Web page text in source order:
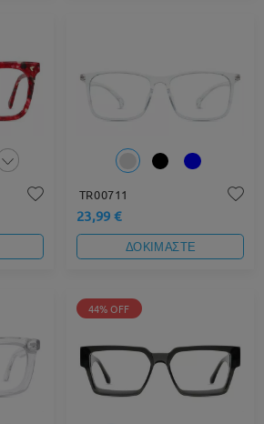
TR00711
23,99 €
ΔΟΚΙΜΑΣΤΕ
44% OFF